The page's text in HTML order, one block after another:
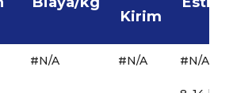
Kirim
#N/A #N/A #N/A